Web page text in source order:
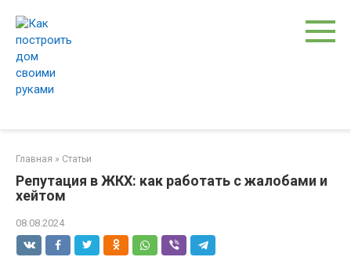
контенту
Главная » Статьи
Репутация в ЖКХ: как работать с жалобами и
хейтом
08.08.2024